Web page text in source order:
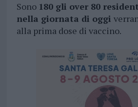
Sono 180 gli over 80
nella giornata di oggi
alla prima dose di vaccino.